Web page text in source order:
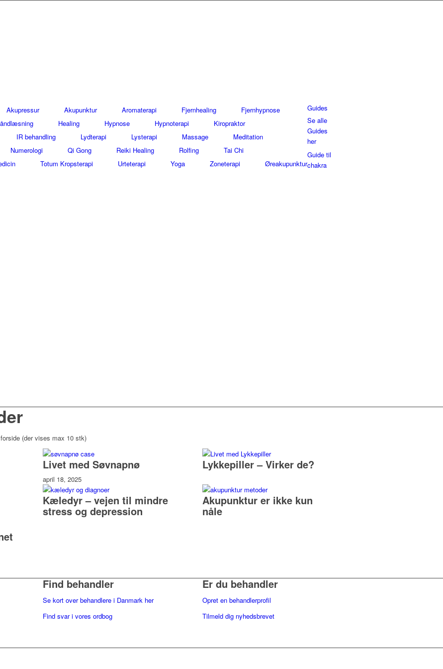
Akupressur Akupunktur Aromaterapi Fjernhealing
Fjernhypnose
Healing Hypnose Hypnoterapi
Kiropraktor
IR behandling Lydterapi Lysterapi Massage
Meditation
Numerologi Qi Gong Reiki Healing Rolfing
Tai Chi
Totum Kropsterapi Urteterapi Yoga Zoneterapi Øreakupunktur
Guides
Se alle
Guides
her
Guide til
chakra
(der vises max 10 stk)
Livet med Søvnapnø
april 18, 2025
Lykkepiller – Virker de?
Kæledyr – vejen til mindre
stress og depression
Akupunktur er ikke kun
nåle
Find behandler
Se kort over behandlere i Danmark her
Find svar i vores ordbog
Er du behandler
Opret en behandlerprofil
Tilmeld dig nyhedsbrevet